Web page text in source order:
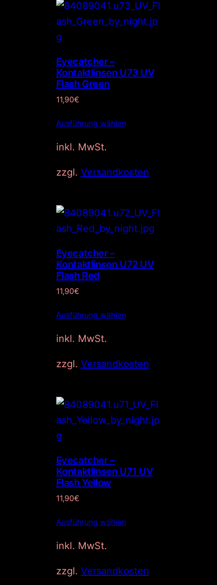
Eyecatcher –
Kontaktlinsen U73 UV
Flash Green
11,90€
Ausführung wählen
inkl. MwSt.
zzgl. Versandkosten
Eyecatcher –
Kontaktlinsen U72 UV
Flash Red
11,90€
Ausführung wählen
inkl. MwSt.
zzgl. Versandkosten
Eyecatcher –
Kontaktlinsen U71 UV
Flash Yellow
11,90€
Ausführung wählen
inkl. MwSt.
zzgl. Versandkosten